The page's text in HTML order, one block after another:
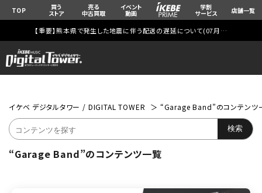
TOP 買う
ストア
売る
中古買取
イベント
動画
学割
サービス 店舗一覧
【重要】熊本県で発生した地震に伴う配送の遅延について(07月29日
イケベ デジタルタワー / DIGITAL TOWER “Garage Band”のコンテンツ
“Garage Band”のコンテンツ一覧